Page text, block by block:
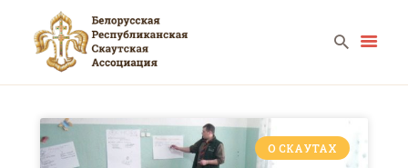
ГЛАВНАЯ
О СКАУТАХ